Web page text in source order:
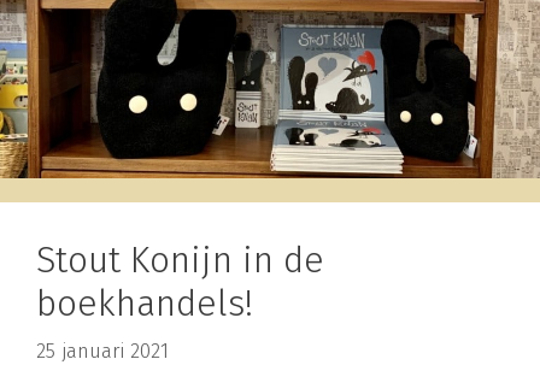
Stout Konijn in de
boekhandels!
25 januari 2021